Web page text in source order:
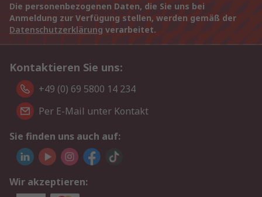
Die personenbezogenen Daten, die Sie uns bei
Anmeldung zur Verfügung stellen, werden gemäß der
Datenschutzerklärung verarbeitet.
Kontaktieren Sie uns:
+49 (0) 69 5800 14 234
Per E-Mail unter Kontakt
Sie finden uns auch auf:
Wir akzeptieren: